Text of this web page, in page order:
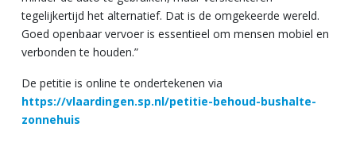
tegelijkertijd het alternatief. Dat is de omgekeerde wereld.
Goed openbaar vervoer is essentieel om mensen mobiel en
verbonden te houden.”
De petitie is online te ondertekenen via
https://vlaardingen.sp.nl/petitie-behoud-bushalte-
zonnehuis